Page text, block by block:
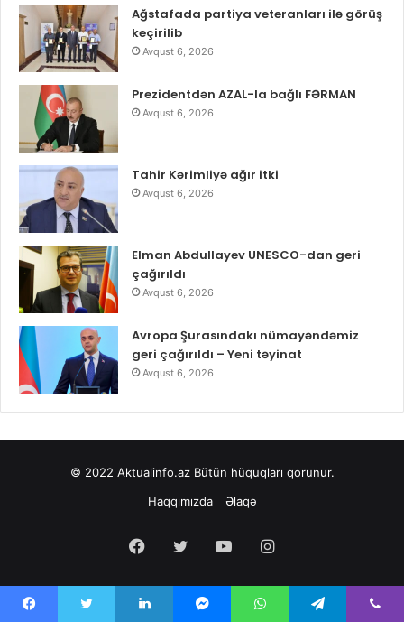
Ağstafada partiya veteranları ilə görüş
keçirilib
Avqust 6, 2026
Prezidentdən AZAL-la bağlı FƏRMAN
Avqust 6, 2026
Tahir Kərimliyə ağır itki
Avqust 6, 2026
Elman Abdullayev UNESCO-dan geri
çağırıldı
Avqust 6, 2026
Avropa Şurasındakı nümayəndəmiz
geri çağırıldı – Yeni təyinat
Avqust 6, 2026
© 2022 Aktualinfo.azBütün hüquqları qorunur.
Haqqımızda
Əlaqə
Facebook
Twitter YouTubeInstagram